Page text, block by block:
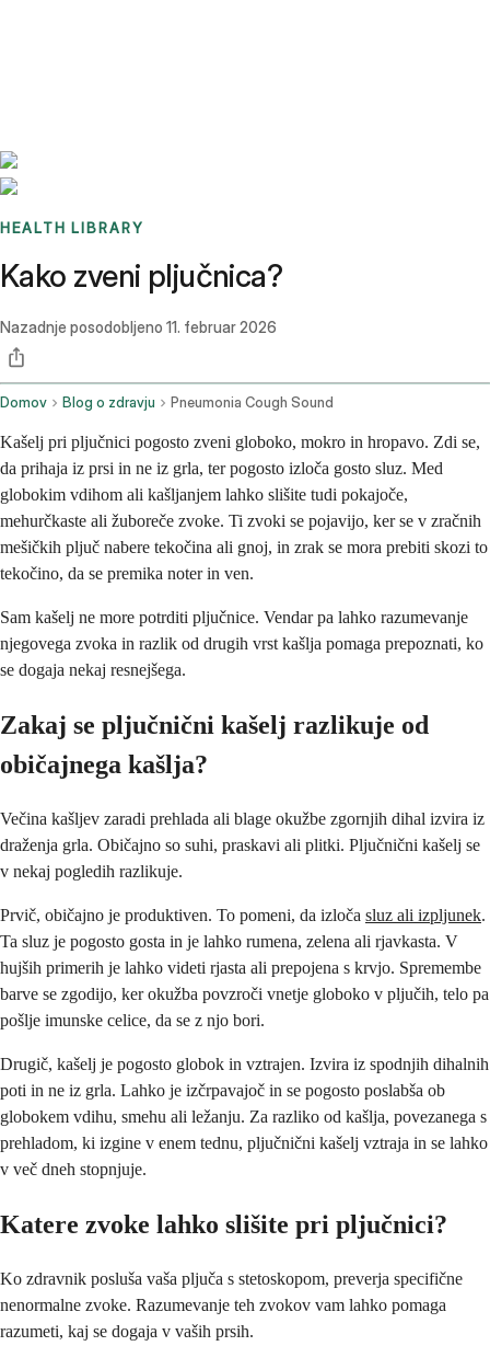
HEALTH LIBRARY
Kako zveni pljučnica?
Nazadnje posodobljeno 11. februar 2026
Domov Blog o zdravju Pneumonia Cough Sound
Kašelj pri pljučnici pogosto zveni globoko, mokro in hropavo. Zdi se,
da prihaja iz prsi in ne iz grla, ter pogosto izloča gosto sluz. Med
globokim vdihom ali kašljanjem lahko slišite tudi pokajoče,
mehurčkaste ali žuboreče zvoke. Ti zvoki se pojavijo, ker se v zračnih
mešičkih pljuč nabere tekočina ali gnoj, in zrak se mora prebiti skozi to
tekočino, da se premika noter in ven.
Sam kašelj ne more potrditi pljučnice. Vendar pa lahko razumevanje
njegovega zvoka in razlik od drugih vrst kašlja pomaga prepoznati, ko
se dogaja nekaj resnejšega.
Zakaj se pljučnični kašelj razlikuje od
običajnega kašlja?
Večina kašljev zaradi prehlada ali blage okužbe zgornjih dihal izvira iz
draženja grla. Običajno so suhi, praskavi ali plitki. Pljučnični kašelj se
v nekaj pogledih razlikuje.
Prvič, običajno je produktiven. To pomeni, da izloča sluz ali izpljunek.
Ta sluz je pogosto gosta in je lahko rumena, zelena ali rjavkasta. V
hujših primerih je lahko videti rjasta ali prepojena s krvjo. Spremembe
barve se zgodijo, ker okužba povzroči vnetje globoko v pljučih, telo pa
pošlje imunske celice, da se z njo bori.
Drugič, kašelj je pogosto globok in vztrajen. Izvira iz spodnjih dihalnih
poti in ne iz grla. Lahko je izčrpavajoč in se pogosto poslabša ob
globokem vdihu, smehu ali ležanju. Za razliko od kašlja, povezanega s
prehladom, ki izgine v enem tednu, pljučnični kašelj vztraja in se lahko
v več dneh stopnjuje.
Katere zvoke lahko slišite pri pljučnici?
Ko zdravnik posluša vaša pljuča s stetoskopom, preverja specifične
nenormalne zvoke. Razumevanje teh zvokov vam lahko pomaga
razumeti, kaj se dogaja v vaših prsih.